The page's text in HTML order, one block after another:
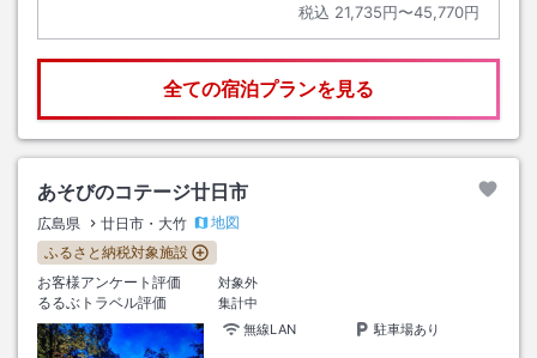
税込 21,735円〜45,770円
全ての宿泊プランを見る
あそびのコテージ廿日市
広島県 廿日市・大竹
地図
ふるさと納税対象施設
お客様アンケート評価
対象外
るるぶトラベル評価
集計中
無線LAN
駐車場あり